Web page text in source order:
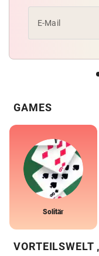
E-Mail
GAMES
Solitär
VORTEILSWELT